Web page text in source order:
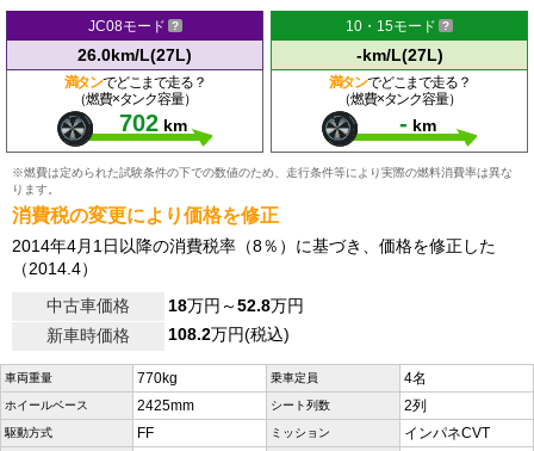
JC08モード
26.0km/L(27L)
満タンでどこまで走る？
（燃費×タンク容量）
702 km
10・15モード
-km/L(27L)
満タンでどこまで走る？
（燃費×タンク容量）
- km
※燃費は定められた試験条件の下での数値のため、走行条件等により実際の燃料消費率は異な
ります。
消費税の変更により価格を修正
2014年4月1日以降の消費税率（8％）に基づき、価格を修正した
（2014.4）
中古車価格
18万円～52.8万円
新車時価格
108.2万円(税込)
車両重量 770kg 乗車定員 4名
ホイールベース 2425mm シート列数 2列
駆動方式 FF ミッション インパネCVT